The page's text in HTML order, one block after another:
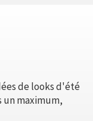
de looks d'été
maximum,